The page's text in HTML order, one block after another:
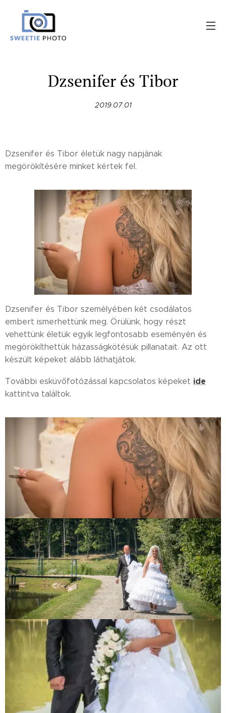
Dzsenifer és Tibor
2019.07.01
Dzsenifer és Tibor életük nagy napjának
megörökítésére minket kértek fel.
Dzsenifer és Tibor személyében két csodálatos
embert ismerhettünk meg. Örülünk, hogy részt
vehettünk életük egyik legfontosabb eseményén és
megörökíthettük házasságkötésük pillanatait. Az ott
készült képeket alább láthatjátok.
További esküvőfotózással kapcsolatos képeket ide
kattintva találtok.